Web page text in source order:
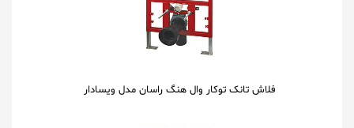
فلاش تانک توکار وال هنگ راسان مدل ویسادار